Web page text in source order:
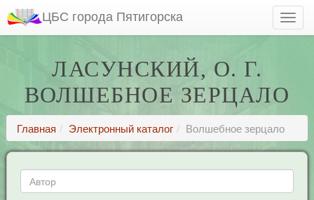
ЦБС города Пятигорска
ЛАСУНСКИЙ, О. Г.
ВОЛШЕБНОЕ ЗЕРЦАЛО
Главная Электронный каталог Волшебное зерцало